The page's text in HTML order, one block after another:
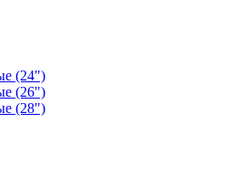
(24")
(26")
(28")